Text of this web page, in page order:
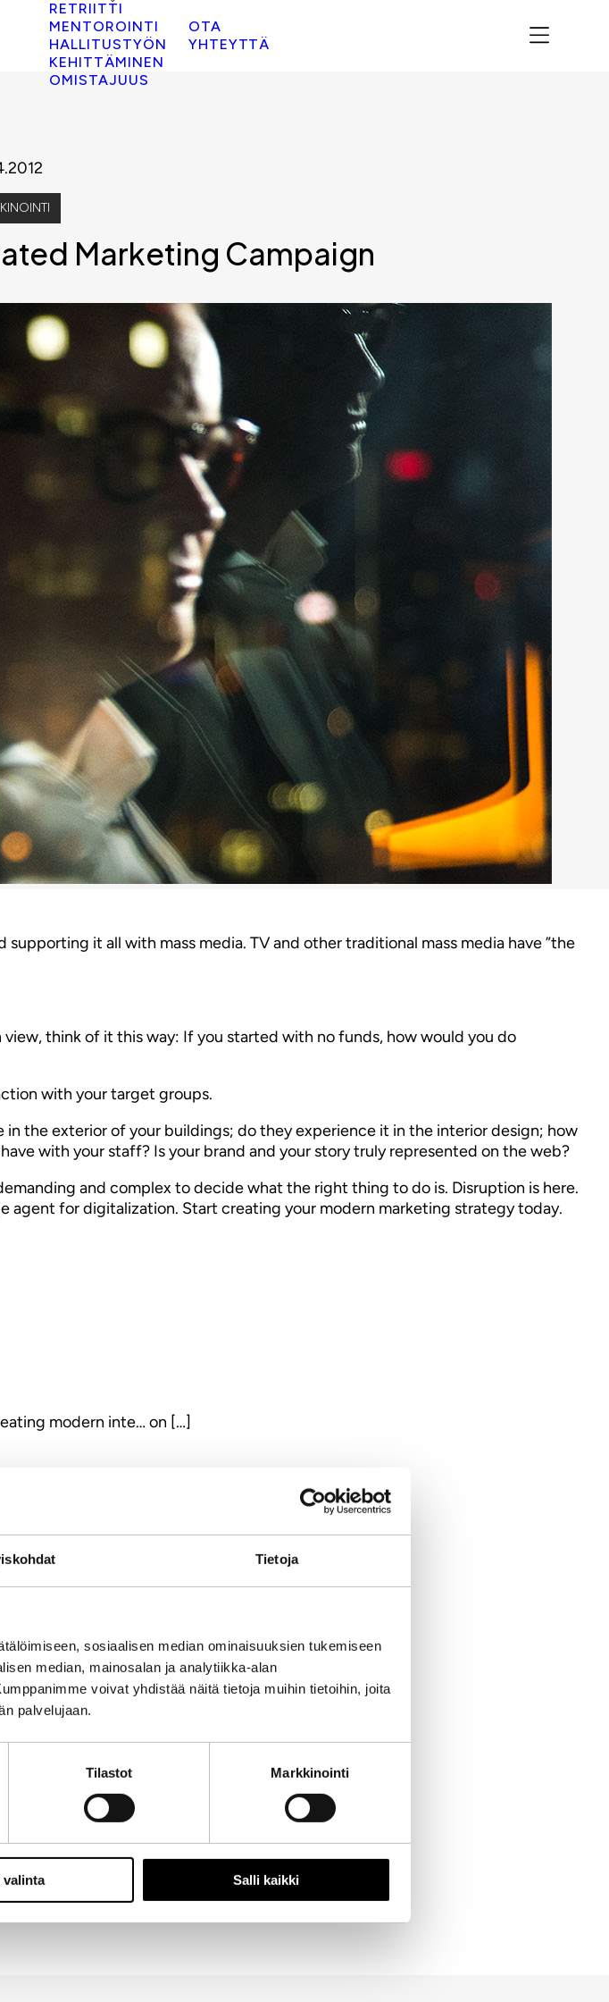
Tietoja
sosiaalisen median ominaisuuksien tukemiseen
median, mainosalan ja analytiikka-alan
voivat yhdistää näitä tietoja muihin tietoihin, joita
palvelujaan.
Tilastot Markkinointi
valinta Salli kaikki
RETRIITTI
MENTOROINTI
HALLITUSTYÖN
KEHITTÄMINEN
OMISTAJUUS
OTA
YHTEYTTÄ
Marketing Campaign
it all with mass media. TV and other traditional mass media have ”the
think of it this way: If you started with no funds, how would you do
with your target groups.
in the exterior of your buildings; do they experience it in the interior design; how
with your staff? Is your brand and your story truly represented on the web?
and complex to decide what the right thing to do is. Disruption is here.
agent for digitalization. Start creating your modern marketing strategy today.
modern inte… on […]